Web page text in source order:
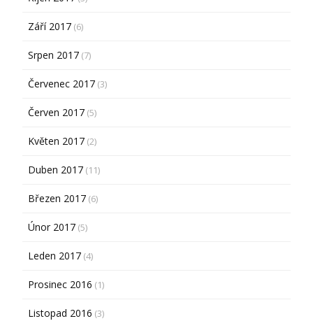
Září 2017 (6)
Srpen 2017 (7)
Červenec 2017 (3)
Červen 2017 (5)
Květen 2017 (2)
Duben 2017 (11)
Březen 2017 (6)
Únor 2017 (5)
Leden 2017 (4)
Prosinec 2016 (1)
Listopad 2016 (3)